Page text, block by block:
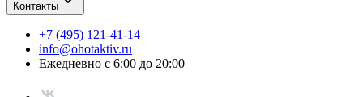
Контакты
+7 (495) 121-41-14
info@ohotaktiv.ru
Ежедневно с 6:00 до 20:00